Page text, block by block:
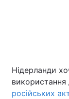
Нідерланди
російських